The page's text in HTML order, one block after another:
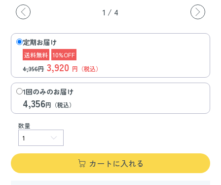
1 / 4
定期お届け
送料無料
10%OFF
4,356円 3,920 円（税込）
1回のみのお届け
4,356円（税込）
数量
カートに入れる